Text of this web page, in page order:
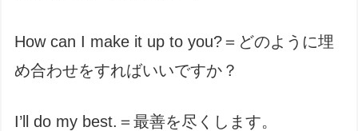
How can I make it up to you?＝どのように埋
め合わせをすればいいですか？
I’ll do my best.＝最善を尽くします。